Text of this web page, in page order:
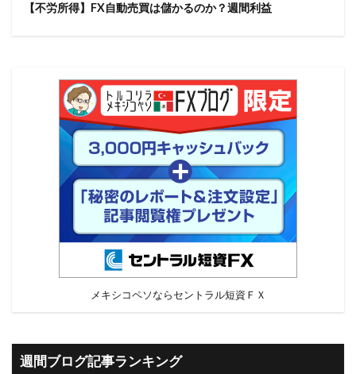
【不労所得】FX自動売買は儲かるのか？週間利益
メキシコペソならセントラル短資ＦＸ
週間ブログ記事ランキング